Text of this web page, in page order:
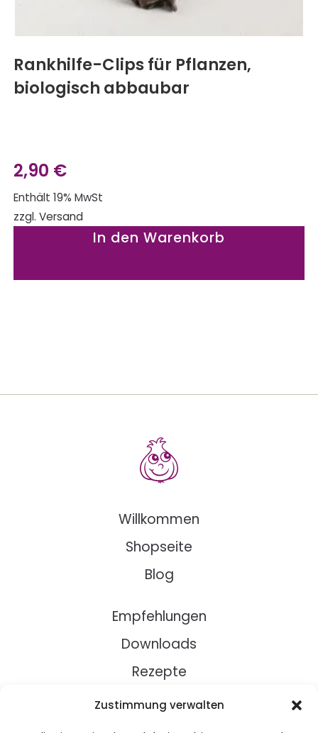
Zustimmung verwalten
Rankhilfe-Clips für Pflanzen,
biologisch abbaubar
2,90 €
Enthält 19% MwSt
zzgl. Versand
In den Warenkorb
Willkommen
Shopseite
Blog
Empfehlungen
Downloads
Rezepte
Über Uns